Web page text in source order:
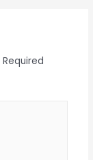
Required